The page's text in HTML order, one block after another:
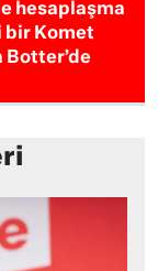
hesaplaşma
bir Komet
Botter’de